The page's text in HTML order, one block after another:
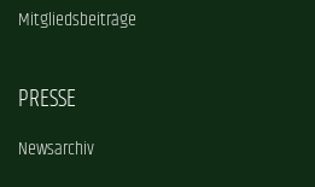
Mitgliedsbeiträge
PRESSE
Newsarchiv